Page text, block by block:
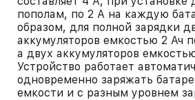
пополам, по 2 А на каждую
образом, для полной зарядки
аккумуляторов емкостью 2 Ач
а двух аккумуляторов
Устройство работает
одновременно заряжать
емкости и с разным уровнем